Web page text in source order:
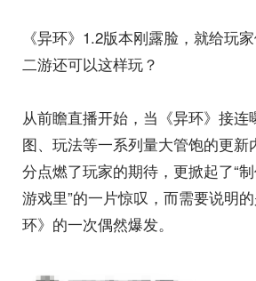
《异环》1.2版本刚露脸，就给玩
二游还可以这样玩？
从前瞻直播开始，当《异环》接连
图、玩法等一系列量大管饱的更新
分点燃了玩家的期待，更掀起了“
游戏里”的一片惊叹，而需要说明
环》的一次偶然爆发。